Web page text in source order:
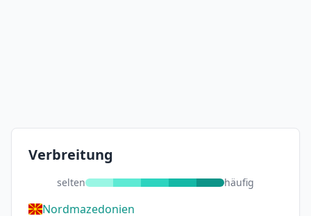
Verbreitung
selten häufig
Nordmazedonien